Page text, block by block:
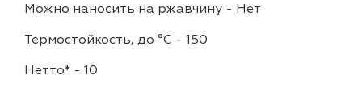
Можно наносить на ржавчину - Нет
Термостойкость, до °C - 150
Нетто* - 10